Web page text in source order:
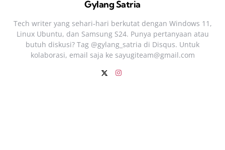
Gylang Satria
Tech writer yang sehari‑hari berkutat dengan Windows 11,
Linux Ubuntu, dan Samsung S24. Punya pertanyaan atau
butuh diskusi? Tag @gylang_satria di Disqus. Untuk
kolaborasi, email saja ke sayugiteam@gmail.com